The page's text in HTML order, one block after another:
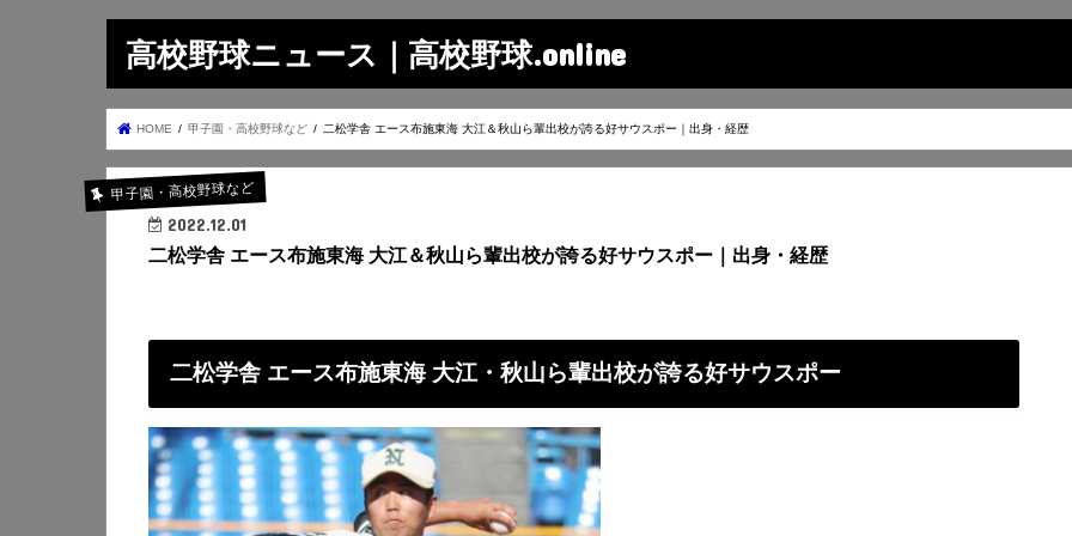
高校野球ニュース｜高校野球.online
HOME 甲子園・高校野球など 二松学舎 エース布施東海 大江＆秋山ら輩出校が誇る好サウスポー｜出身・経歴
甲子園・高校野球など
2022.12.01
二松学舎 エース布施東海 大江＆秋山ら輩出校が誇る好サウスポー｜出身・経歴
二松学舎 エース布施東海 大江・秋山ら輩出校が誇る好サウスポー